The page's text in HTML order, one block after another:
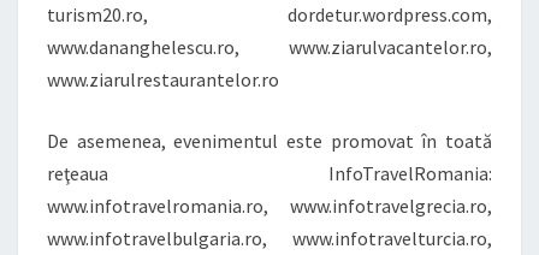
turism20.ro, dordetur.wordpress.com,
www.dananghelescu.ro, www.ziarulvacantelor.ro,
www.ziarulrestaurantelor.ro
De asemenea, evenimentul este promovat în toată
reţeaua InfoTravelRomania:
www.infotravelromania.ro, www.infotravelgrecia.ro,
www.infotravelbulgaria.ro, www.infotravelturcia.ro,